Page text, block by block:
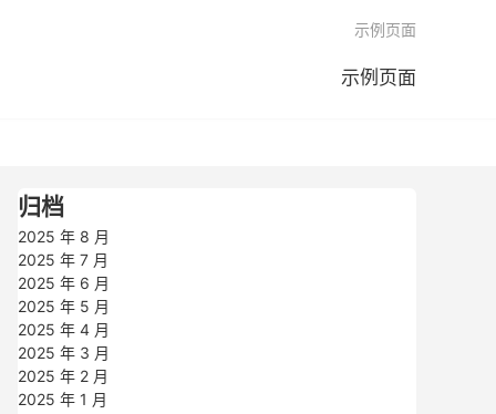
示例页面
示例页面
归档
2025 年 8 月
2025 年 7 月
2025 年 6 月
2025 年 5 月
2025 年 4 月
2025 年 3 月
2025 年 2 月
2025 年 1 月